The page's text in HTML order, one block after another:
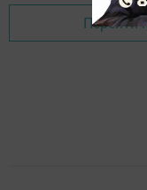
Перейти